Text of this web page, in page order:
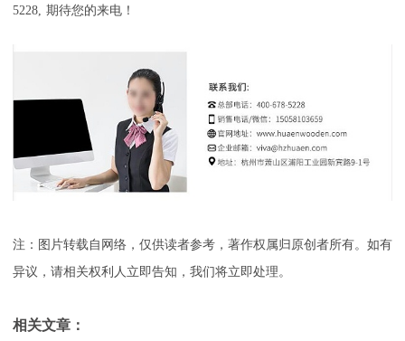
5228, 期待您的来电！
注：图片转载自网络，仅供读者参考，著作权属归原创者所有。如有
异议，请相关权利人立即告知，我们将立即处理。
相关文章：